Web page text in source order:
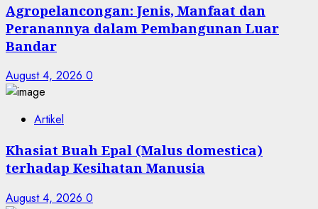
Agropelancongan: Jenis, Manfaat dan
Peranannya dalam Pembangunan Luar
Bandar
August 4, 2026 0
Artikel
Khasiat Buah Epal (Malus domestica)
terhadap Kesihatan Manusia
August 4, 2026 0